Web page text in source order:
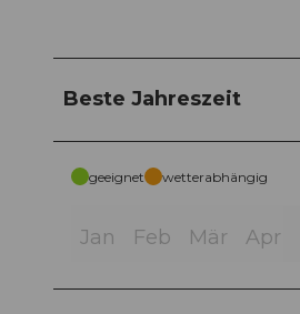
Beste Jahreszeit
geeignet wetterabhängig
Jan Feb Mär Apr